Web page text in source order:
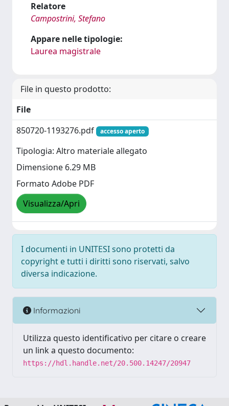
Relatore
Campostrini, Stefano
Appare nelle tipologie:
Laurea magistrale
File in questo prodotto:
File
850720-1193276.pdf
accesso aperto
Tipologia: Altro materiale allegato
Dimensione 6.29 MB
Formato Adobe PDF
Visualizza/Apri
I documenti in UNITESI sono protetti da
copyright e tutti i diritti sono riservati, salvo
diversa indicazione.
Informazioni
Utilizza questo identificativo per citare o creare
un link a questo documento:
https://hdl.handle.net/20.500.14247/20947